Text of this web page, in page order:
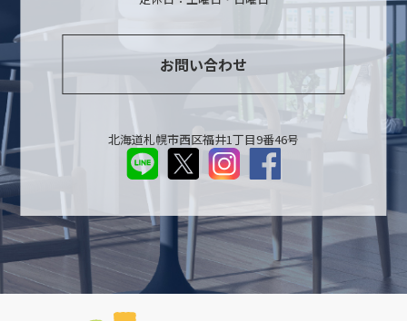
お問い合わせ
北海道札幌市西区福井1丁目9番46号